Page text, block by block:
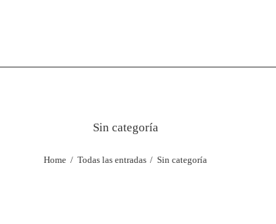
Sin categoría
Home Todas las entradas Sin categoría